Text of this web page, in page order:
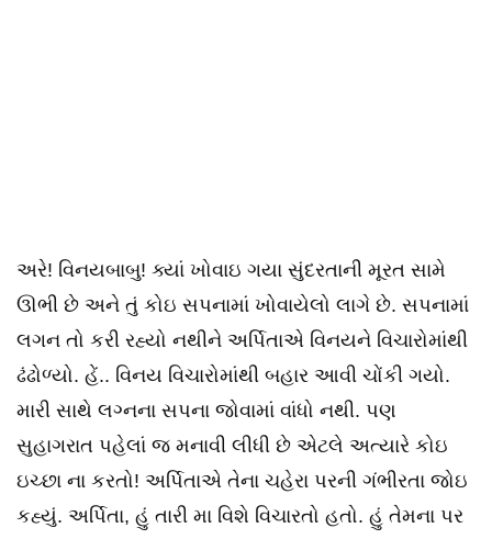
અરે! વિનયબાબુ! ક્યાં ખોવાઇ ગયા સુંદરતાની મૂરત સામે
ઊભી છે અને તું કોઇ સપનામાં ખોવાયેલો લાગે છે. સપનામાં
લગન તો કરી રહ્યો નથીને અર્પિતાએ વિનયને વિચારોમાંથી
ઢંઢોળ્યો. હેં.. વિનય વિચારોમાંથી બહાર આવી ચોંકી ગયો.
મારી સાથે લગ્નના સપના જોવામાં વાંધો નથી. પણ
સુહાગરાત પહેલાં જ મનાવી લીધી છે એટલે અત્યારે કોઇ
ઇચ્છા ના કરતો! અર્પિતાએ તેના ચહેરા પરની ગંભીરતા જોઇ
કહ્યું. અર્પિતા, હું તારી મા વિશે વિચારતો હતો. હું તેમના પર